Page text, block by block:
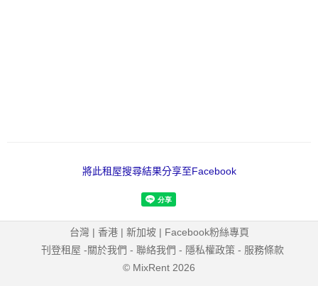
將此租屋搜尋結果分享至Facebook
台灣| 香港| 新加坡| Facebook粉絲專頁
刊登租屋 -關於我們 - 聯絡我們 - 隱私權政策 - 服務條款
© MixRent 2026